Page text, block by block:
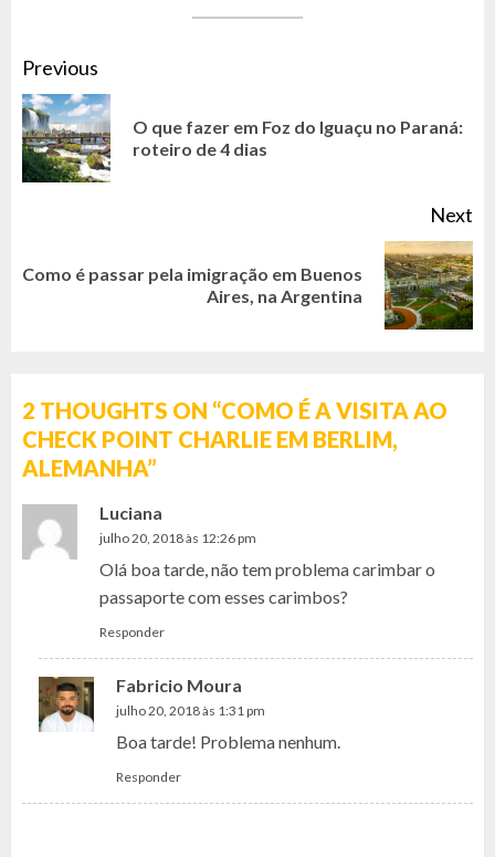
CONTINUE
READING
Previous
O que fazer em Foz do Iguaçu no Paraná:
roteiro de 4 dias
Next
Next
Como é passar pela imigração em Buenos
Aires, na Argentina
2 THOUGHTS ON “COMO É A VISITA AO
CHECK POINT CHARLIE EM BERLIM,
ALEMANHA”
Luciana
julho 20, 2018 às 12:26 pm
Olá boa tarde, não tem problema carimbar o
passaporte com esses carimbos?
Responder
Fabricio Moura
julho 20, 2018 às 1:31 pm
Boa tarde! Problema nenhum.
Responder